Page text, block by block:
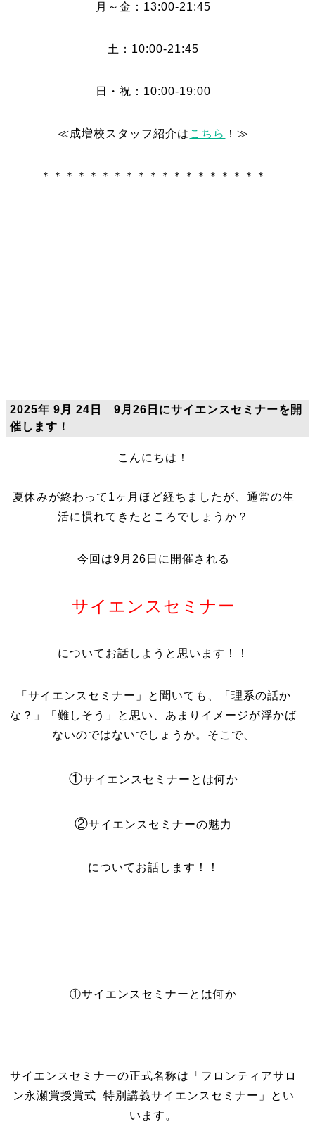
月～金：13:00-21:45
土：10:00-21:45
日・祝：10:00-19:00
≪成増校スタッフ紹介は こちら ！≫
＊＊＊＊＊＊＊＊＊＊＊＊＊＊＊＊＊＊＊
2025年 9月 24日 9月26日にサイエンスセミナーを開
催します！
こんにちは！
夏休みが終わって1ヶ月ほど経ちましたが、通常の生
活に慣れてきたところでしょうか？
今回は9月26日に開催される
サイエンスセミナー
についてお話しようと思います！！
「サイエンスセミナー」と聞いても、「理系の話か
な？」「難しそう」と思い、あまりイメージが浮かば
ないのではないでしょうか。そこで、
①サイエンスセミナーとは何か
②サイエンスセミナーの魅力
についてお話します！！
①サイエンスセミナーとは何か
サイエンスセミナーの正式名称は「フロンティアサロ
ン永瀬賞授賞式 特別講義サイエンスセミナー」とい
います。